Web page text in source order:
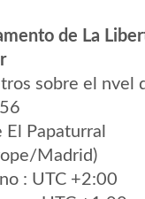
de La
sobre el nvel
Papaturral
Madrid)
: UTC +2:00